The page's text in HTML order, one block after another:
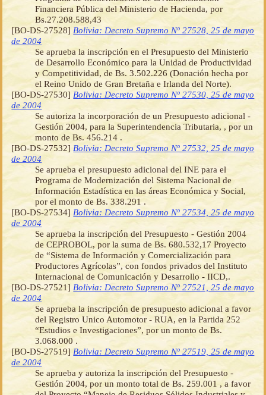
Financiera Pública del Ministerio de Hacienda, por
Bs.27.208.588,43
[BO-DS-27528] Bolivia: Decreto Supremo Nº 27528, 25 de mayo
de 2004
Se aprueba la inscripción en el Presupuesto del Ministerio
de Desarrollo Económico para la Unidad de Productividad
y Competitividad, de Bs. 3.502.226 (Donación hecha por
el Reino Unido de Gran Bretaña e Irlanda del Norte).
[BO-DS-27530] Bolivia: Decreto Supremo Nº 27530, 25 de mayo
de 2004
Se autoriza la incorporación de un Presupuesto adicional -
Gestión 2004, para la Superintendencia Tributaria, , por un
monto de Bs. 456.214 .
[BO-DS-27532] Bolivia: Decreto Supremo Nº 27532, 25 de mayo
de 2004
Se aprueba el presupuesto adicional del INE para el
Programa de Modernización del Sistema Nacional de
Información Estadística en las áreas Económica y Social,
por el monto de Bs. 338.291 .
[BO-DS-27534] Bolivia: Decreto Supremo Nº 27534, 25 de mayo
de 2004
Se aprueba la inscripción del Presupuesto - Gestión 2004
de CEPROBOL, por la suma de Bs. 680.532,17 Proyecto
de “Sistema de Información y Comercialización para
Productores Agrícolas”, con fondos privados del Instituto
Internacional de Comunicación y Desarrollo - IICD,.
[BO-DS-27521] Bolivia: Decreto Supremo Nº 27521, 25 de mayo
de 2004
Se aprueba la inscripción de presupuesto adicional a favor
del Registro Unico Automotor - RUA, en la Partida 252
“Estudios e Investigaciones”, por un monto de Bs.
3.068.000 .
[BO-DS-27519] Bolivia: Decreto Supremo Nº 27519, 25 de mayo
de 2004
Se aprueba y autoriza la inscripción del Presupuesto -
Gestión 2004, por un monto total de Bs. 259.001 , a favor